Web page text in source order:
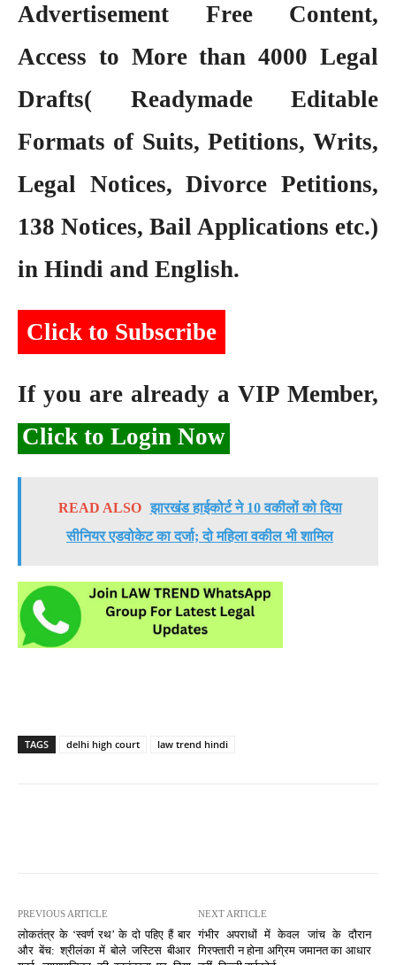
Advertisement Free Content,
Access to More than 4000 Legal
Drafts( Readymade Editable
Formats of Suits, Petitions, Writs,
Legal Notices, Divorce Petitions,
138 Notices, Bail Applications etc.)
in Hindi and English.
Click to Subscribe
If you are already a VIP Member,
Click to Login Now
READ ALSO झारखंड हाईकोर्ट ने 10 वकीलों को दिया
सीनियर एडवोकेट का दर्जा; दो महिला वकील भी शामिल
TAGS delhi high court law trend hindi
PREVIOUS ARTICLE
लोकतंत्र के ‘स्वर्ण रथ’ के दो पहिए हैं बार
और बेंच: श्रीलंका में बोले जस्टिस बीआर
NEXT ARTICLE
गंभीर अपराधों में केवल जांच के दौरान
गिरफ्तारी न होना अग्रिम जमानत का आधार